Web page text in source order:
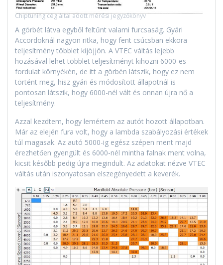
Chiptuning cég által adott mérési jegyzőkönyv
A görbét látva egyből feltűnt valami furcsaság. Gyári
Accordoknál nagyon ritka, hogy fent csúcsban ekkora
teljesítmény többlet kijöjjön. A VTEC váltás lejebb
hozásával lehet többlet teljesítményt kihozni 6000-es
fordulat környékén, de itt a görbén látszik, hogy ez nem
történt meg, hisz gyári és módosított állapotnál is
pontosan látszik, hogy 6000-nél vált és onnan újra nő a
teljesítmény.
Azzal kezdtem, hogy lemértem az autót hozott állapotban.
Már az elején fura volt, hogy a lambda szabályozási értékek
túl magasak. Az autó 5000-ig egész szépen ment majd
érezhetően gyengült és 6000-nél mintha falnak ment volna,
kicsit később pedig újra megindult. Az adatokat nézve VTEC
váltás után iszonyatosan elszegényedett a keverék.